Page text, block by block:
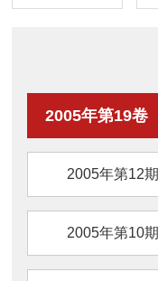
2005年第19卷
2005年第12期
2005年第10期